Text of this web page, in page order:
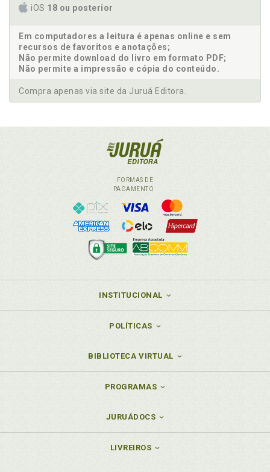
iOS 18 ou posterior
Em computadores a leitura é apenas online e sem
recursos de favoritos e anotações;
Não permite download do livro em formato PDF;
Não permite a impressão e cópia do conteúdo.
Compra apenas via site da Juruá Editora.
FORMAS DE
PAGAMENTO
INSTITUCIONAL
POLÍTICAS
BIBLIOTECA VIRTUAL
PROGRAMAS
JURUÁDOCS
LIVREIROS